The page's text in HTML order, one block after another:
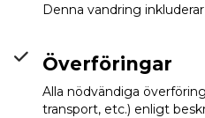
Denna vandring
Överföringar
Alla nödvändiga
transport, etc.) enligt